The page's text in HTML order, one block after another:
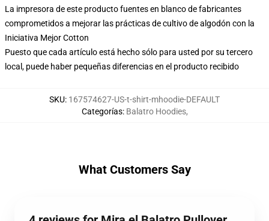
La impresora de este producto fuentes en blanco de fabricantes
comprometidos a mejorar las prácticas de cultivo de algodón con la
Iniciativa Mejor Cotton
Puesto que cada artículo está hecho sólo para usted por su tercero
local, puede haber pequeñas diferencias en el producto recibido
SKU: 167574627-US-t-shirt-mhoodie-DEFAULT
Categorías: Balatro Hoodies,
What Customers Say